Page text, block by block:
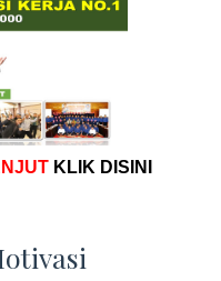
KLIK DISINI